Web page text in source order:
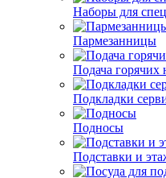
Наборы для
Пармезанницы
Подача горячих
Подкладки
Подносы
Подставки и